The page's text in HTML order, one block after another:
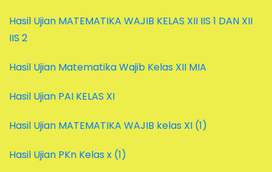
Hasil Ujian MATEMATIKA WAJIB KELAS XII IIS 1 DAN XII
IIS 2
Hasil Ujian Matematika Wajib Kelas XII MIA
Hasil Ujian PAI KELAS XI
Hasil Ujian MATEMATIKA WAJIB kelas XI (1)
Hasil Ujian PKn Kelas x (1)